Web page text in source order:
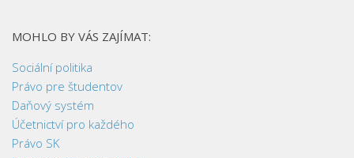
MOHLO BY VÁS ZAJÍMAT:
Sociální politika
Právo pre študentov
Daňový systém
Účetnictví pro každého
Právo SK